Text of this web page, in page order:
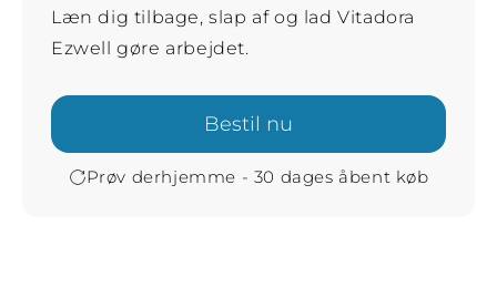
Læn dig tilbage, slap af og lad Vitadora
Ezwell gøre arbejdet.
Bestil nu
Prøv derhjemme - 30 dages åbent køb